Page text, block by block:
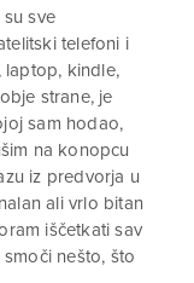
su sve
telefoni i
laptop, kindle,
strane, je
sam hodao,
na konopcu
iz predvorja u
ali vrlo bitan
iščetkati sav
nešto, što